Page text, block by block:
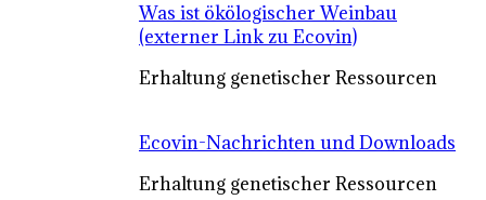
Was ist ökölogischer Weinbau
(externer Link zu Ecovin)
Erhaltung genetischer Ressourcen
Ecovin-Nachrichten und Downloads
Erhaltung genetischer Ressourcen